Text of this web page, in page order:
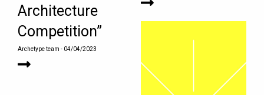
Architecture
Competition”
Archetype team - 04/04/2023